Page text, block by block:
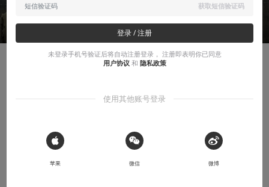
“搜打撤”玩法分析（上）——什么是“搜打
什么？《暗黑地牢》也是搜打撤？
Alleid 2025-04-10
获取短信验证码
登录 / 注册
未登录手机号验证后将自动注册登录， 注册即表明你已同意
用户协议 和 隐私政策
使用其他账号登录
 Sign in with Apple
苹果 微信 微博